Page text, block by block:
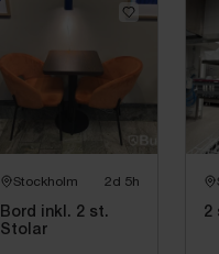
Stockholm 2d 5h
Bord inkl. 2 st.
Stolar
2